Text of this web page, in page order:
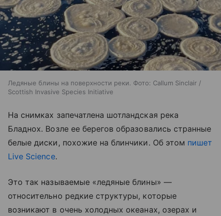
Ледяные блины на поверхности реки. Фото: Callum Sinclair /
Scottish Invasive Species Initiative
На снимках запечатлена шотландская река
Бладнох. Возле ее берегов образовались странные
белые диски, похожие на блинчики. Об этом пишет
Live Science.
Это так называемые «ледяные блины» —
относительно редкие структуры, которые
возникают в очень холодных океанах, озерах и